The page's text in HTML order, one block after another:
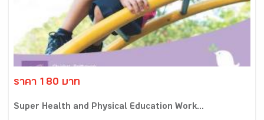
ราคา 180 บาท
Super Health and Physical Education Work...